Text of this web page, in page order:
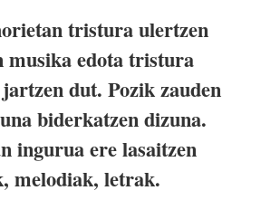
tristura ulertzen
musika edota tristura
dut. Pozik zauden
biderkatzen dizuna.
ingurua ere lasaitzen
melodiak, letrak.